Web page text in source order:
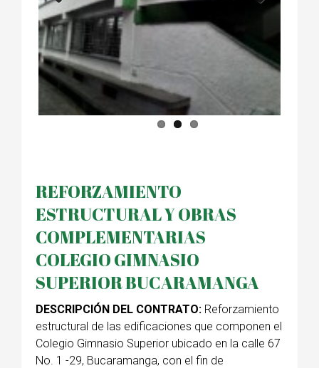
Previous Next
REFORZAMIENTO
ESTRUCTURAL Y OBRAS
COMPLEMENTARIAS
COLEGIO GIMNASIO
SUPERIOR BUCARAMANGA
DESCRIPCIÓN DEL CONTRATO: Reforzamiento
estructural de las edificaciones que componen el
Colegio Gimnasio Superior ubicado en la calle 67
No. 1 -29, Bucaramanga, con el fin de